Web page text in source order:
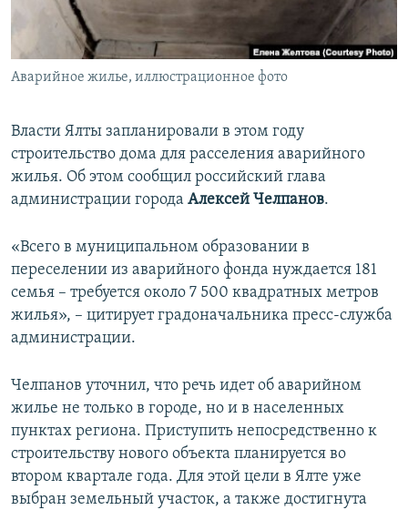
ПОБЕДИТЕЛЕЙ НЕ СУДЯТ?
КРЫМ.НЕПОКОРЕННЫЙ
ELIFBE
ПРИСОЕДИНЯЙТЕСЬ!
Все сайты RFE/RL
Аварийное жилье, иллюстрационное фото
Власти Ялты запланировали в этом году
строительство дома для расселения аварийного
жилья. Об этом сообщил российский глава
администрации города Алексей Челпанов.
«Всего в муниципальном образовании в
переселении из аварийного фонда нуждается 181
семья – требуется около 7 500 квадратных метров
жилья», – цитирует градоначальника пресс-служба
администрации.
Челпанов уточнил, что речь идет об аварийном
жилье не только в городе, но и в населенных
пунктах региона. Приступить непосредственно к
строительству нового объекта планируется во
втором квартале года. Для этой цели в Ялте уже
выбран земельный участок, а также достигнута